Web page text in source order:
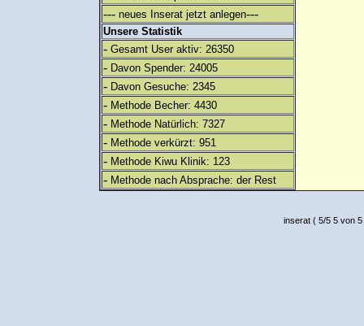
--- neues Inserat jetzt anlegen---
Unsere Statistik
- Gesamt User aktiv: 26350
- Davon Spender: 24005
- Davon Gesuche: 2345
- Methode Becher: 4430
- Methode Natürlich: 7327
- Methode verkürzt: 951
- Methode Kiwu Klinik: 123
- Methode nach Absprache: der Rest
inserat( 5/5 5 von 5